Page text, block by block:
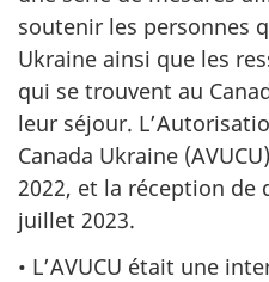
soutenir les personnes
Ukraine ainsi que les
qui se trouvent au
leur séjour.
Canada Ukraine
2022, et la réception de
juillet 2023.
• L’AVUCU était une